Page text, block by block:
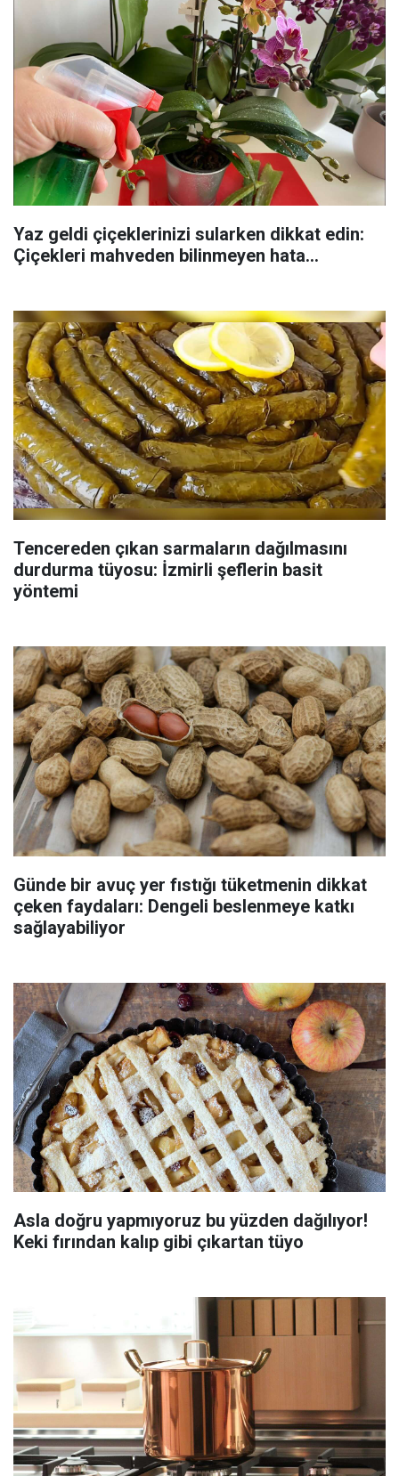
Yaz geldi çiçeklerinizi sularken dikkat edin:
Çiçekleri mahveden bilinmeyen hata...
Tencereden çıkan sarmaların dağılmasını
durdurma tüyosu: İzmirli şeflerin basit
yöntemi
Günde bir avuç yer fıstığı tüketmenin dikkat
çeken faydaları: Dengeli beslenmeye katkı
sağlayabiliyor
Asla doğru yapmıyoruz bu yüzden dağılıyor!
Keki fırından kalıp gibi çıkartan tüyo